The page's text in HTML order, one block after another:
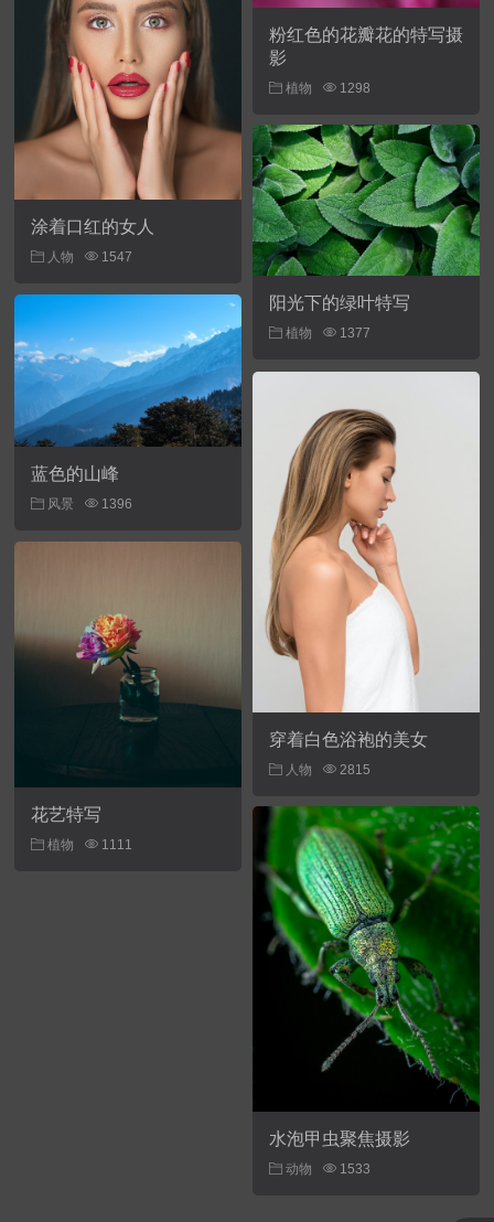
粉红色的花瓣花的特写摄
影
植物 1298
涂着口红的女人
人物 1547
阳光下的绿叶特写
植物 1377
蓝色的山峰
风景 1396
穿着白色浴袍的美女
人物 2815
花艺特写
植物 1111
水泡甲虫聚焦摄影
动物 1533